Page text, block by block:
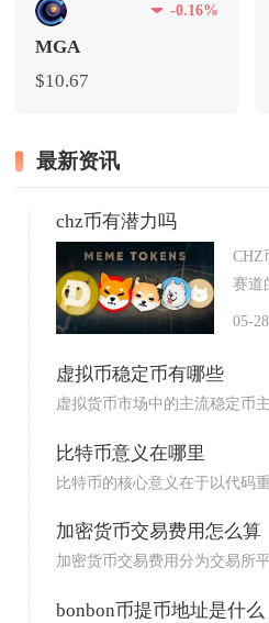
-0.16%
MGA
$10.67
最新资讯
chz币有潜力吗
CHZ
赛道
05-28
虚拟币稳定币有哪些
虚拟货币市场中的主流稳定币
比特币意义在哪里
比特币的核心意义在于以代码
加密货币交易费用怎么算
加密货币交易费用分为交易所
bonbon币提币地址是什么